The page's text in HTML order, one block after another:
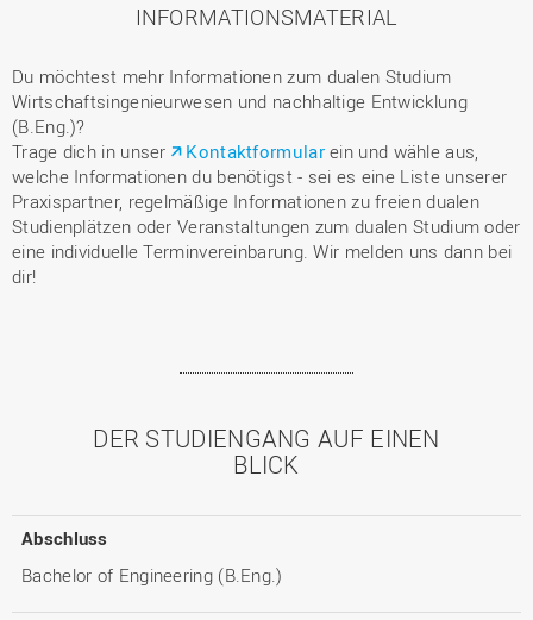
INFORMATIONSMATERIAL
Du möchtest mehr Informationen zum dualen Studium
Wirtschaftsingenieurwesen und nachhaltige Entwicklung
(B.Eng.)?
Trage dich in unser
Kontaktformularein und wähle aus,
welche Informationen du benötigst - sei es eine Liste unserer
Praxispartner, regelmäßige Informationen zu freien dualen
Studienplätzen oder Veranstaltungen zum dualen Studium oder
eine individuelle Terminvereinbarung. Wir melden uns dann bei
dir!
DER STUDIENGANG AUF EINEN
BLICK
Abschluss
Bachelor of Engineering (B.Eng.)